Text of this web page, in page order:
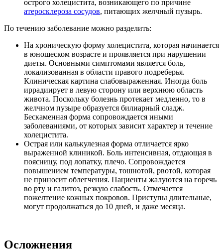
острого холецистита, возникающего по причине
атеросклероза сосудов, питающих желчный пузырь.
По течению заболевание можно разделить:
На хроническую форму холецистита, которая начинается
в юношеском возрасте и проявляется при нарушении
диеты. Основными симптомами является боль,
локализованная в области правого подреберья.
Клиническая картина слабовыраженная. Иногда боль
иррадиирует в левую сторону или верхнюю область
живота. Поскольку болезнь протекает медленно, то в
желчном пузыре образуется билиарный сладж.
Бескаменная форма сопровождается иными
заболеваниями, от которых зависит характер и течение
холецистита.
Острая или калькулезная форма отличается ярко
выраженной клиникой. Боль интенсивная, отдающая в
поясницу, под лопатку, плечо. Сопровождается
повышением температуры, тошнотой, рвотой, которая
не приносит облегчения. Пациенты жалуются на горечь
во рту и галитоз, резкую слабость. Отмечается
пожелтение кожных покровов. Приступы длительные,
могут продолжаться до 10 дней, и даже месяца.
Осложнения